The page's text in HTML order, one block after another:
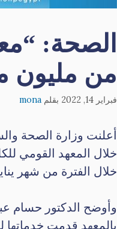
الصحة:
من مليون
فبراير 14, 2022 بقلمmona
خلال المعهد القومي
خلال الفترة من شهر يناير
وأوضح الدكتور حسام